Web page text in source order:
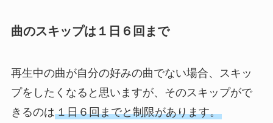
曲のスキップは１日６回まで
再生中の曲が自分の好みの曲でない場合、スキッ
プをしたくなると思いますが、そのスキップがで
きるのは１日６回までと制限があります。